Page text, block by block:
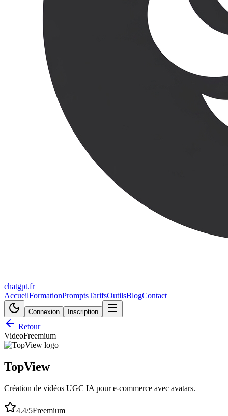
chatgpt.fr
AccueilFormationPromptsTarifsOutilsBlogContact
Connexion Inscription
Retour
VideoFreemium
TopView
Création de vidéos UGC IA pour e-commerce avec avatars.
4.4/5Freemium